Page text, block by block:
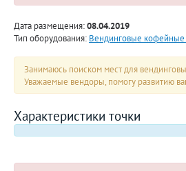
Дата размещения:08.04.2019
Тип оборудования: Вендинговые кофейные
Занимаюсь поиском мест для
Уважаемые вендоры, помогу развитию
Характеристики точки